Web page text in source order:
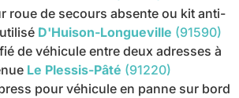
roue de secours absente ou kit anti-
D'Huison-Longueville (91590)
de véhicule entre deux adresses à
Le Plessis-Pâté (91220)
pour véhicule en panne sur bord